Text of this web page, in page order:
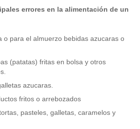
errores en la alimentación de un
o para el almuerzo bebidas azucaras o
(patatas) fritas en bolsa y otros
azucaras.
fritos o arrebozados
pasteles, galletas, caramelos y